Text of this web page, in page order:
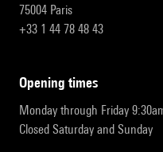
75004 Paris
+33 1 44 78 48 43
opening times
Monday through Friday
Closed Saturday and Sunday